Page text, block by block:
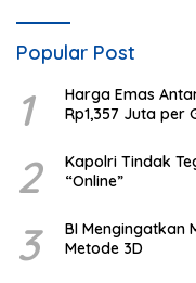
Popular Post
1
Harga Emas
Rp1,357 Juta per
2
Kapolri Tindak
“Online”
3
BI Mengingatkan
Metode 3D